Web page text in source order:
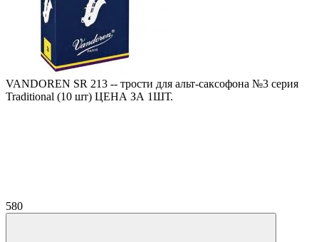
VANDOREN SR 213 -- трости для альт-саксофона №3 серия
Traditional (10 шт) ЦЕНА ЗА 1ШТ.
580